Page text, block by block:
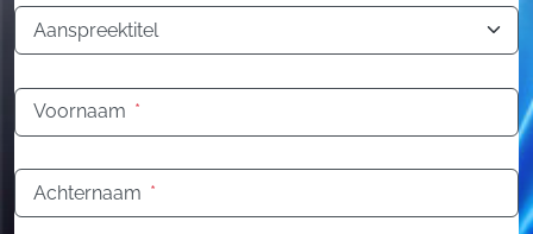
Aanspreektitel
Voornaam *
Achternaam *